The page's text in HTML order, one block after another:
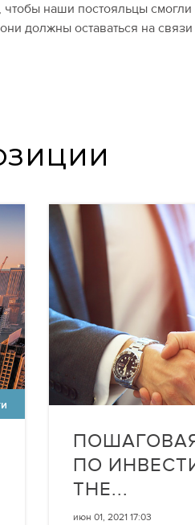
чтобы наши постояльцы
должны оставаться на
ПО
THE...
июн 01, 2021 17:03